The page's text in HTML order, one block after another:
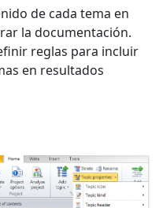
de cada tema en
la documentación.
reglas para incluir
en resultados